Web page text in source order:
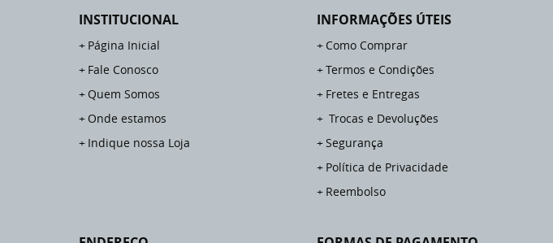
INSTITUCIONAL
Página Inicial
Fale Conosco
Quem Somos
Onde estamos
Indique nossa Loja
INFORMAÇÕES ÚTEIS
Como Comprar
Termos e Condições
Fretes e Entregas
Trocas e Devoluções
Segurança
Política de Privacidade
Reembolso